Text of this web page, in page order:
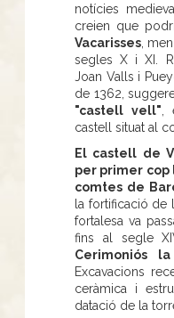
notícies
creien que
Vacarisses ,
segles X i XI.
Joan Valls i
de 1362,
"castell vell"
castell situat al
El castell de
per primer cop
comtes de
la fortificació de
fortalesa va
fins al segle
Cerimoniós
Excavacions
ceràmica i
datació de la